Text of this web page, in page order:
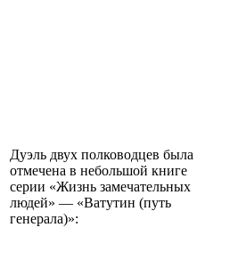
Дуэль двух полководцев была
отмечена в небольшой книге
серии «Жизнь замечательных
людей» — «Ватутин (путь
генерала)»: